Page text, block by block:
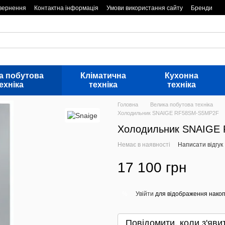
Контактна інформація Умови використання сайту Бренди
побутова
Кліматична
техніка
Кухонна
техніка
Головна
Велика побутова техніка
Холодильник SNAIGE RF58SM-S5MP2F
Холодильник SNAIGE
Немає в наявності Написати відгук
17 100 грн
Увійти для відображення
Повідомити, коли